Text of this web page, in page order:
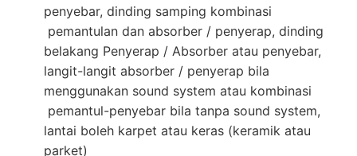
penyebar, dinding samping kombinasi
pemantulan dan absorber / penyerap, dinding
belakang Penyerap / Absorber atau penyebar,
langit-langit absorber / penyerap bila
menggunakan sound system atau kombinasi
pemantul-penyebar bila tanpa sound system,
lantai boleh karpet atau keras (keramik atau
parket)